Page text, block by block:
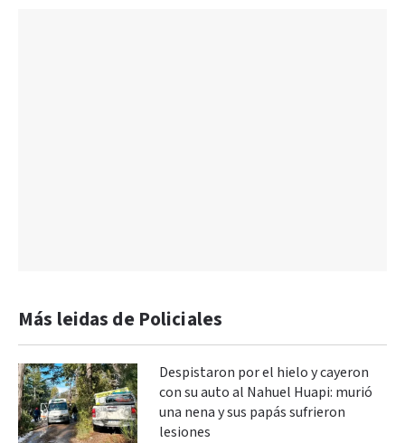
Más leidas de Policiales
Despistaron por el hielo y cayeron
con su auto al Nahuel Huapi: murió
una nena y sus papás sufrieron
lesiones